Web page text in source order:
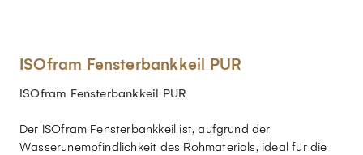
ISOfram Fensterbankkeil PUR
ISOfram Fensterbankkeil PUR
Der ISOfram Fensterbankkeil ist, aufgrund der
Wasserunempfindlichkeit des Rohmaterials, ideal für die